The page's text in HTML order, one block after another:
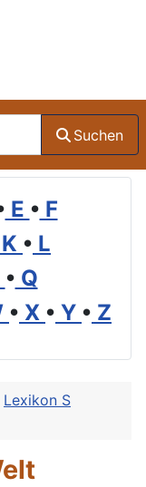
Suchen
E • F
K • L
• Q
• X • Y • Z
Lexikon S